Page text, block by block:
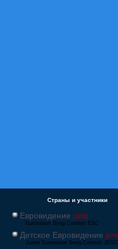
Страны и участники
Евровидение [1858]
Eurovision Song Contest ESC
Детское Евровидение [878]
Junior Eurovision Song Contest JESC